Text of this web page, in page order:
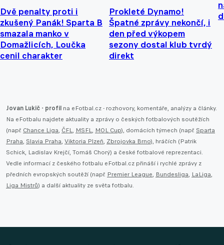
Dvě penalty proti i
zkušený Panák! Sparta B
smazala manko v
Domažlicích, Loučka
cenil charakter
Prokleté Dynamo!
Špatné zprávy nekončí, i
den před výkopem
sezony dostal klub tvrdý
direkt
Jovan Lukič - profil na eFotbal.cz - rozhovory, komentáře, analýzy a články.
Na eFotbalu najdete aktuality a zprávy o českých fotbalových soutěžích
(např. Chance Liga, ČFL, MSFL, MOL Cup), domácích týmech (např. Sparta
Praha, Slavia Praha, Viktoria Plzeň, Zbrojovka Brno), hráčích (Patrik
Schick, Ladislav Krejčí, Tomáš Chorý) a české fotbalové reprezentaci.
Vedle informací z českého fotbalu eFotbal.cz přináší i rychlé zprávy z
předních evropských soutěží (např. Premier League, Bundesliga, LaLiga,
Liga Mistrů) a další aktuality ze světa fotbalu.